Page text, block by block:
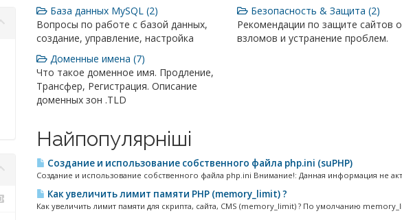
База данных MySQL (2)
Вопросы по работе с базой данных,
создание, управление, настройка
Безопасность & Защита (2)
Рекомендации по защите сайтов
взломов и устранение проблем.
Доменные имена (7)
Что такое доменное имя. Продление,
Трансфер, Регистрация. Описание
доменных зон .TLD
Найпопулярніші
Создание и использование собственного файла php.ini (suPHP)
Создание и использование собственного файла php.ini Внимание!: Данная информация не
Как увеличить лимит памяти PHP (memory_limit) ?
Как увеличить лимит памяти для скрипта, сайта, CMS (memory_limit) ? По умолчанию